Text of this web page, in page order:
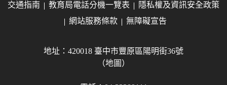
交通指南 教育局電話分機一覽表
隱私權及資訊安全政策
網站服務條款
無障礙宣告
地址：420018 臺中市豐原區陽明街36號
（地圖）